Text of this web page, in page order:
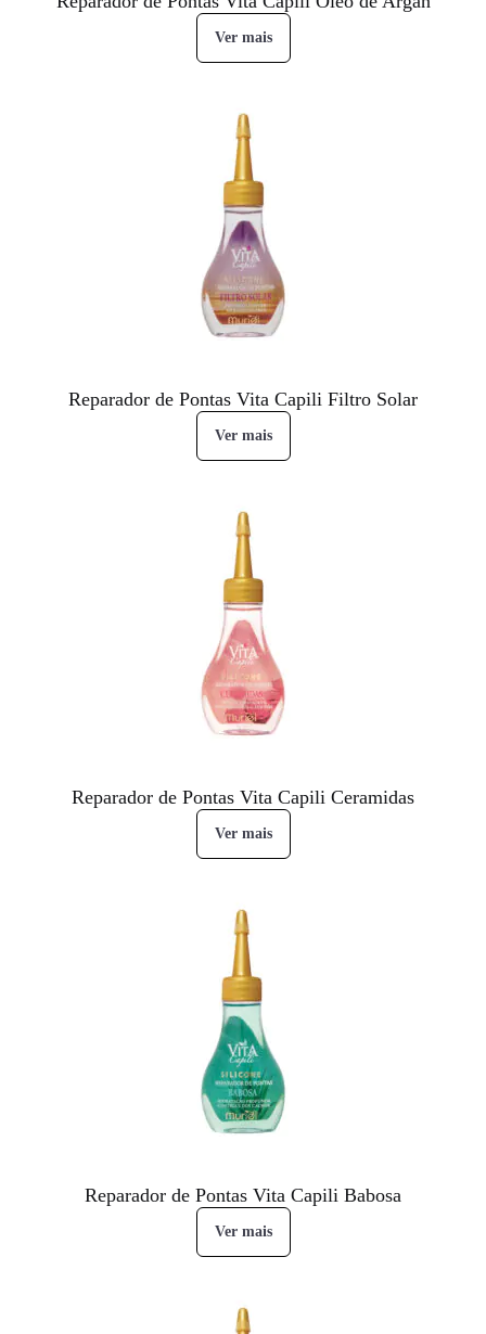
Ver mais
Reparador de Pontas Vita Capili Filtro Solar
Ver mais
Reparador de Pontas Vita Capili Ceramidas
Ver mais
Reparador de Pontas Vita Capili Babosa
Ver mais